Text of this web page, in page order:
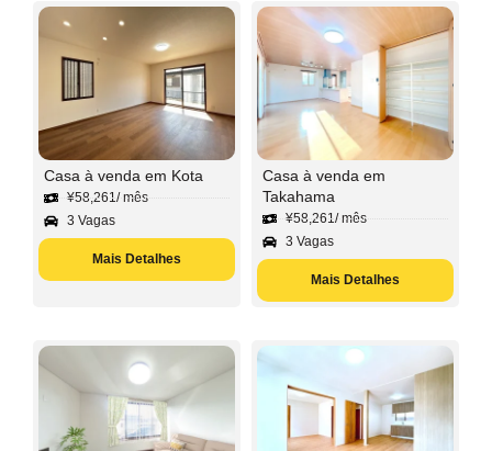
Casa à venda em Kota
¥58,261/ mês
3 Vagas
Mais Detalhes
Casa à venda em
Takahama
¥58,261/ mês
3 Vagas
Mais Detalhes